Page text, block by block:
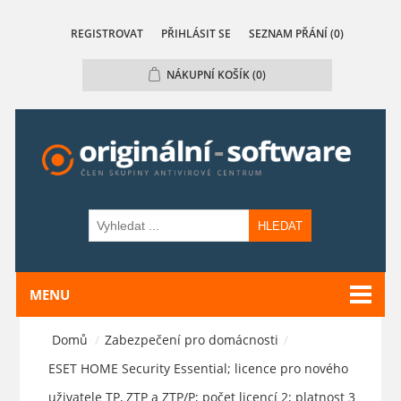
REGISTROVAT PŘIHLÁSIT SE SEZNAM PŘÁNÍ (0)
NÁKUPNÍ KOŠÍK(0)
HLEDAT
MENU
Domů / Zabezpečení pro domácnosti /
ESET HOME Security Essential; licence pro nového
uživatele TP, ZTP a ZTP/P; počet licencí 2; platnost 3